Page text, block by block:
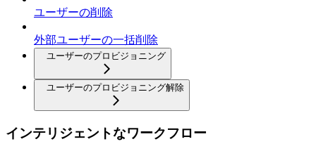
ユーザーの削除
外部ユーザーの一括削除
ユーザーのプロビジョニング
ユーザーのプロビジョニング解除
インテリジェントなワークフロー